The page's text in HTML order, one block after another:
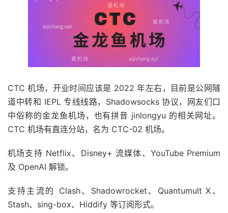
CTC 机场，开业时间应该是 2022 年左右，目前是公网隧
道中转和 IEPL 专线线路，Shadowsocks 协议，网友们口
中俗称的金龙鱼机场，也有拼音 jinlongyu 的相关网址。
CTC 机场有直连分站，名为 CTC-02 机场。
机场支持 Netflix、Disney+ 流媒体、YouTube Premium
及 OpenAI 解锁。
支持主流的 Clash、Shadowrocket、Quantumult X、
Stash、sing-box、Hiddify 等订阅形式。